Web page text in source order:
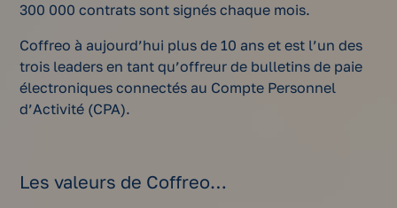
300 000 contrats sont signés chaque mois.
Coffreo à aujourd’hui plus de 10 ans et est l’un des
trois leaders en tant qu’offreur de bulletins de paie
électroniques connectés au Compte Personnel
d’Activité (CPA).
Les valeurs de Coffreo…